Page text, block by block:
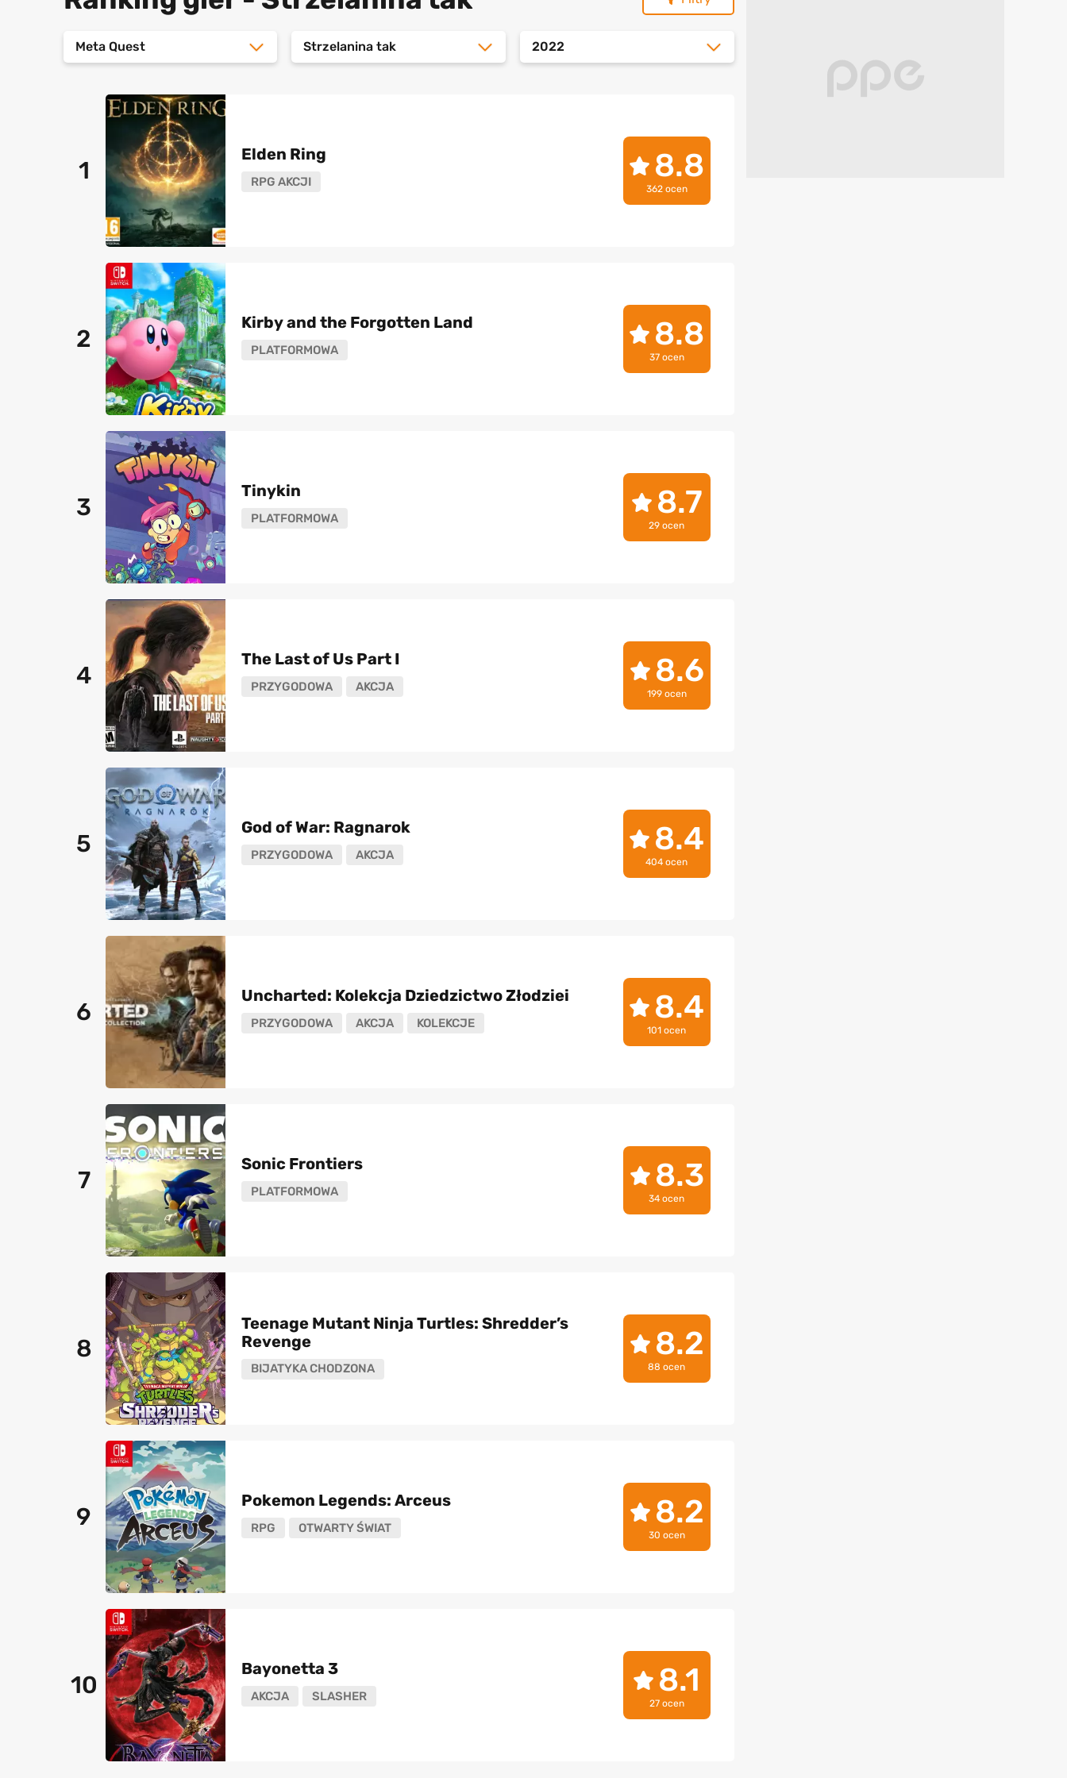
Meta Quest Strzelanina tak 2022
1
Elden Ring
RPG AKCJI 8.8
362 ocen
2
Kirby and the Forgotten Land
PLATFORMOWA 8.8
37 ocen
3
Tinykin
PLATFORMOWA 8.7
29 ocen
4
The Last of Us Part I
PRZYGODOWA AKCJA 8.6
199 ocen
5
God of War: Ragnarok
PRZYGODOWA AKCJA 8.4
404 ocen
6
Uncharted: Kolekcja Dziedzictwo Złodziei
PRZYGODOWA AKCJA KOLEKCJE 8.4
101 ocen
7
Sonic Frontiers
PLATFORMOWA 8.3
34 ocen
8
Teenage Mutant Ninja Turtles: Shredder’s
Revenge
BIJATYKA CHODZONA
8.2
88 ocen
9
Pokemon Legends: Arceus
RPG OTWARTY ŚWIAT 8.2
30 ocen
10
Bayonetta 3
AKCJA SLASHER 8.1
27 ocen